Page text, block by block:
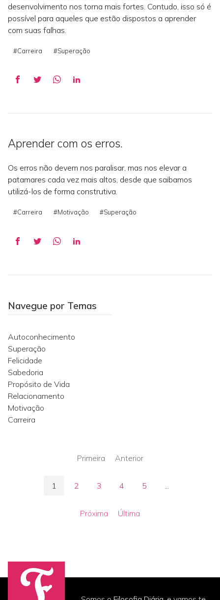
desenvolvimento nos torna mais fortes. Contudo, isso só é
possível para aqueles que estão dispostos a aprender
com suas falhas.
#Carreira #Superação
Aprender com os erros.
Os erros não devem nos paralisar, mas nos elevar a
patamares cada vez mais altos, desde que saibamos
utilizá-los de forma construtiva.
#Carreira #Motivação #Superação
Navegue por Temas
Autoconhecimento
Superação
Felicidade
Sabedoria
Propósito de Vida
Relacionamento
Motivação
Carreira
Primeira Anterior
1 2 3 4 5
Próxima Última